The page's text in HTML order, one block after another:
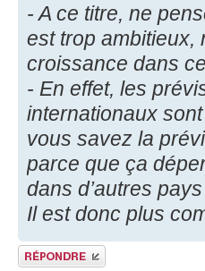
- A ce titre, ne
est trop ambitieux,
croissance dans
- En effet, les
internationaux
vous savez la
parce que ça
dans d’autres
Il est donc plus
Répondre